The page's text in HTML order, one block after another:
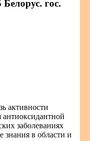
гос.
активности
антиоксидантной
заболеваниях
знания в области и